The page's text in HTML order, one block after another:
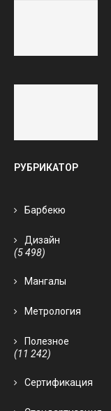
РУБРИКАТОР
Барбекю
Дизайн
(5 498)
Мангалы
Метрология
Полезное
(11 242)
Сертификация